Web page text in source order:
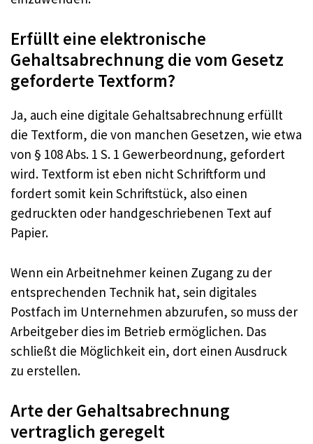
Erfüllt eine elektronische
Gehaltsabrechnung die vom Gesetz
geforderte Textform?
Ja, auch eine digitale Gehaltsabrechnung erfüllt
die Textform, die von manchen Gesetzen, wie etwa
von § 108 Abs. 1 S. 1 Gewerbeordnung, gefordert
wird. Textform ist eben nicht Schriftform und
fordert somit kein Schriftstück, also einen
gedruckten oder handgeschriebenen Text auf
Papier.
Wenn ein Arbeitnehmer keinen Zugang zu der
entsprechenden Technik hat, sein digitales
Postfach im Unternehmen abzurufen, so muss der
Arbeitgeber dies im Betrieb ermöglichen. Das
schließt die Möglichkeit ein, dort einen Ausdruck
zu erstellen.
Arte der Gehaltsabrechnung
vertraglich geregelt